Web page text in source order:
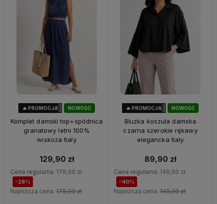
NOWOŚĆ
🔥 PROMOCJA
Komplet damski top+spódnica
granatowy letni 100%
wiskoza Italy
129,90 zł
Cena regularna: 179,90 zł
-28%
Najniższa cena: 179,90 zł
NOWOŚĆ
🔥 PROMOCJA
Bluzka koszula damska
czarna szerokie rękawy
elegancka Italy
89,90 zł
Cena regularna: 149,90 zł
-40%
Najniższa cena: 149,90 zł